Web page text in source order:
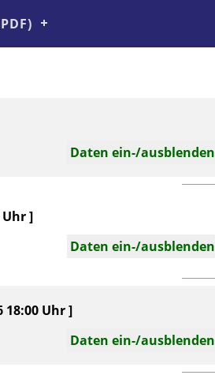
Daten ein-/ausblenden
]
Daten ein-/ausblenden
18:00 Uhr ]
Daten ein-/ausblenden